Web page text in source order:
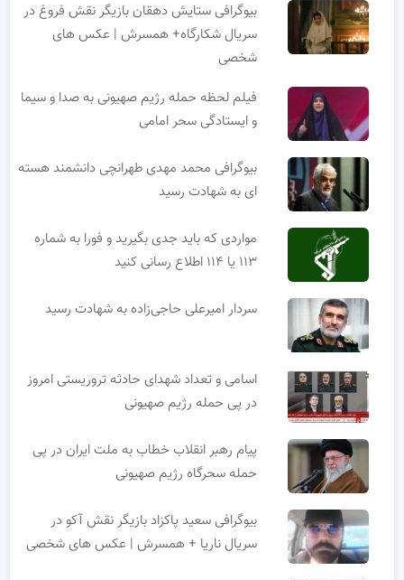
بیوگرافی ستایش دهقان بازیگر نقش فروغ در
سریال شکارگاه+ همسرش | عکس های
شخصی
فیلم لحظه حمله رژیم صهیونی به صدا و سیما
و ایستادگی سحر امامی
بیوگرافی محمد مهدی طهرانچی دانشمند هسته
ای به شهادت رسید
مواردی که باید جدی بگیرید و فورا به شماره
۱۱۳ یا ۱۱۴ اطلاع رسانی کنید
سردار امیرعلی حاجی‌زاده به شهادت رسید
اسامی و تعداد شهدای حادثه تروریستی امروز
در پی حمله رژیم صهیونی
پیام رهبر انقلاب خطاب به ملت ایران در پی
حمله سحرگاه رژیم صهیونی
بیوگرافی سعید پاکزاد بازیگر نقش آکو در
سریال ناریا + همسرش | عکس های شخصی